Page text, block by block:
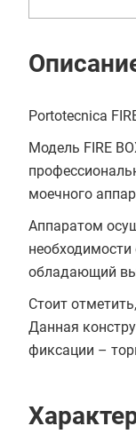
Portotecnica
Модель FIRE
моечного
Аппаратом
обладающий
Стоит
Данная
фиксации –